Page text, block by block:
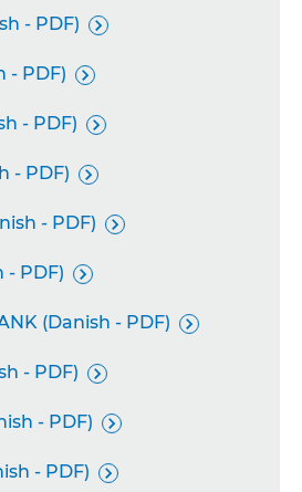
- PDF) 
- PDF) 
- PDF) 
- PDF) 
- PDF) 
- PDF) 
(Danish - PDF) 
- PDF) 
- PDF) 
- PDF) 